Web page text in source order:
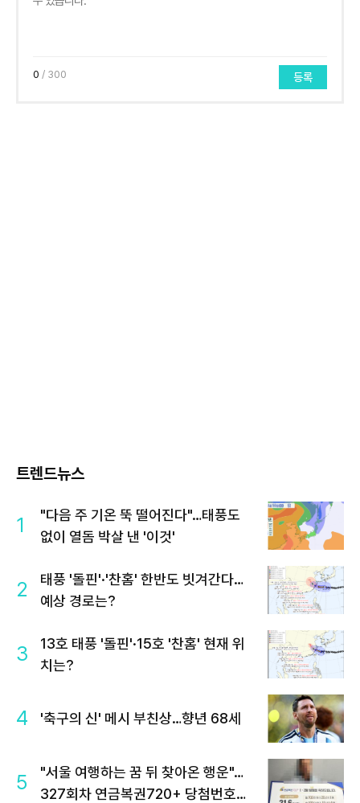
0 / 300 등록
트렌드뉴스
1
"다음 주 기온 뚝 떨어진다"…태풍도
없이 열돔 박살 낸 '이것'
2
태풍 '돌핀'·'찬홈' 한반도 빗겨간다…
예상 경로는?
3
13호 태풍 '돌핀'·15호 '찬홈' 현재 위
치는?
4 '축구의 신' 메시 부친상…향년 68세
5
"서울 여행하는 꿈 뒤 찾아온 행운"…
327회차 연금복권720+ 당첨번호조